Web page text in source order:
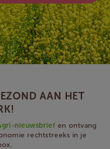
AAN HET
nieuwsbrief en ontvang
rechtstreeks in je